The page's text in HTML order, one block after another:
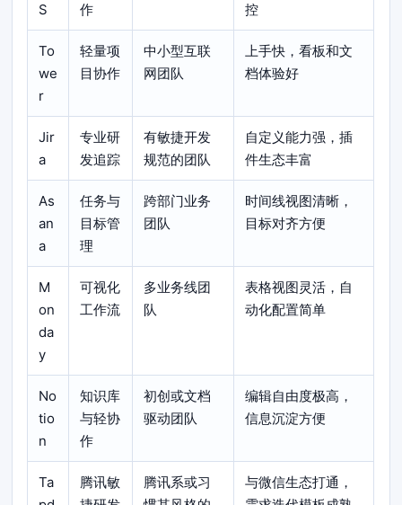
S
作
控
To
we
r
轻量项
目协作
中小型互联
网团队
上手快，看板和文
档体验好
Jir
a
专业研
发追踪
有敏捷开发
规范的团队
自定义能力强，插
件生态丰富
As
an
a
任务与
目标管
理
跨部门业务
团队
时间线视图清晰，
目标对齐方便
M
on
da
y
可视化
工作流
多业务线团
队
表格视图灵活，自
动化配置简单
No
tio
n
知识库
与轻协
作
初创或文档
驱动团队
编辑自由度极高，
信息沉淀方便
Ta
腾讯敏
腾讯系或习
与微信生态打通，